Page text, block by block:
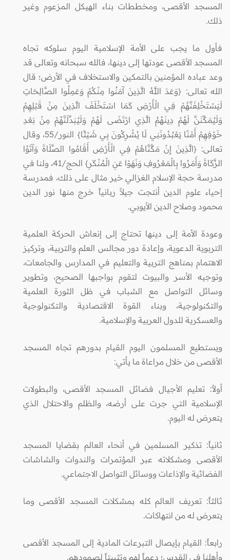
المسجد الأقصى، ومخططات بناء الهيكل المزعوم وغير
ذلك.
فأول ما يجب على الأمة الإسلامية اليوم سلوكه تجاه
المسجد الأقصى عودتها إلى دينها، فالله سبحانه وتعالى قد
وعد عباده المؤمنين بالتمكين والاستخلاف في الأرض؛ قال
الله تعالى: {وَعَدَ اللَّهُ الَّذِينَ آمَنُوا مِنْكُمْ وَعَمِلُوا الصَّالِحَاتِ
لَيَسْتَخْلِفَنَّهُمْ فِي الْأَرْضِ كَمَا اسْتَخْلَفَ الَّذِينَ مِنْ قَبْلِهِمْ
وَلَيُمَكِّنَنَّ لَهُمْ دِينَهُمُ الَّذِي ارْتَضَى لَهُمْ وَلَيُبَدِّلَنَّهُمْ مِنْ بَعْدِ
خَوْفِهِمْ أَمْنًا يَعْبُدُونَنِي لَا يُشْرِكُونَ بِي شَيْئًا} النور/55، وقال
تعالى: {الَّذِينَ إِنْ مَكَّنَّاهُمْ فِي الْأَرْضِ أَقَامُوا الصَّلَاةَ وَآتَوُا
الزَّكَاةَ وَأَمَرُوا بِالْمَعْرُوفِ وَنَهَوْا عَنِ الْمُنْكَرِ} الحج/41، ولنا في
مدرسة حجة الإسلام الغزالي خير مثال على ذلك، فمدرسة
إحياء علوم الدين أنتجت جيلاً ربانياً خرج منها نور الدين
محمود وصلاح الدين الأيوبي.
وعودة الأمة إلى دينها تحتاج إلى إنعاش الحركة العلمية
التربوية الدعوية، وإعادة دور مجالس العلم والتربية، وتركيز
الاهتمام بمناهج التربية والتعليم في المدارس والجامعات،
وتوجيه الأسر والبيوت لتقوم بواجبها الصحيح، وتطوير
وسائل التواصل مع الشباب في ظل الثورة العلمية
والتكنولوجية، وبناء القوة الاقتصادية والتكنولوجية
والعسكرية للدول العربية والإسلامية.
ويستطيع المسلمون اليوم القيام بدورهم تجاه المسجد
الأقصى من خلال مراعاة ما يأتي:
أولاً: تعليم الأجيال فضائل المسجد الأقصى، والبطولات
الإسلامية التي جرت على أرضه، والظلم والاحتلال الذي
يتعرض له اليوم.
ثانياً: تذكير المسلمين في أنحاء العالم بقضايا المسجد
الأقصى ومشكلاته عبر المؤتمرات والندوات والشاشات
الفضائية والإذاعات ووسائل التواصل الاجتماعي.
ثالثاً: تعريف العالم كله بمشكلات المسجد الأقصى وما
يتعرض له من انتهاكات.
رابعاً: القيام بإيصال التبرعات المادية إلى المسجد الأقصى
وأهلنا في القدس؛ دعماً لهم وتثبيتاً لصمودهم.